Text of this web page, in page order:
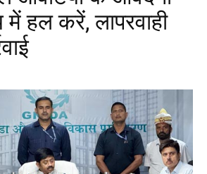
हल करें, लापरवाही